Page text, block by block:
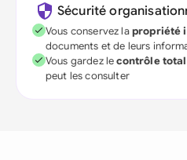
Sécurité
Vous conservez lapropriété
documents et de leurs
Vous gardez lecontrôle total
peut les consulter